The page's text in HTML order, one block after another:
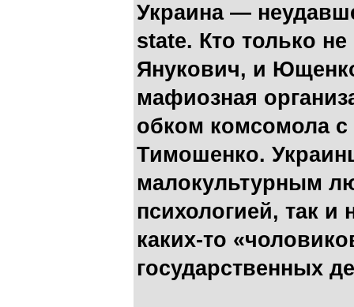
Украина —
state. Кто только
Янукович, и
мафиозная
обком комсомола
Тимошенко.
малокультурным
психологией, так и
каких-то
государственных